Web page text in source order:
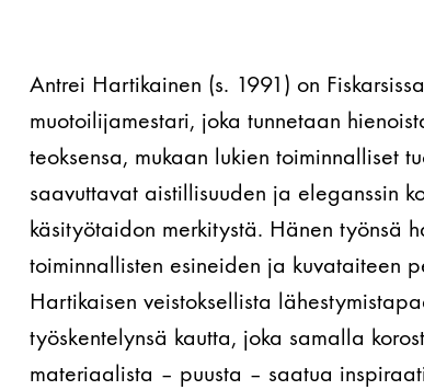
Antrei Hartikainen (s. 1991) on
muotoilijamestari, joka tunnetaan
teoksensa, mukaan lukien toiminnalliset
saavuttavat aistillisuuden ja eleganssin
käsityötaidon merkitystä. Hänen työnsä
toiminnallisten esineiden ja kuvataiteen
Hartikaisen veistoksellista
työskentelynsä kautta, joka samalla
materiaalista – puusta – saatua